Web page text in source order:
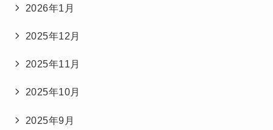
2026年1月
2025年12月
2025年11月
2025年10月
2025年9月